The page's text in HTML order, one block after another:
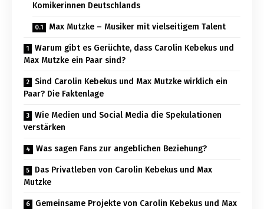
Komikerinnen Deutschlands
Max Mutzke – Musiker mit vielseitigem Talent
Warum gibt es Gerüchte, dass Carolin Kebekus und
Max Mutzke ein Paar sind?
Sind Carolin Kebekus und Max Mutzke wirklich ein
Paar? Die Faktenlage
Wie Medien und Social Media die Spekulationen
verstärken
Was sagen Fans zur angeblichen Beziehung?
Das Privatleben von Carolin Kebekus und Max
Mutzke
Gemeinsame Projekte von Carolin Kebekus und Max